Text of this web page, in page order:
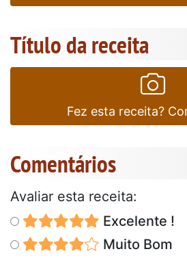
Título da receita
Fez esta receita?
Comentários
Avaliar esta receita:
Excelente !
Muito Bom